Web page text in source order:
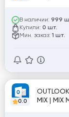
В наличии: 999
Купили: 0 шт.
Мин. заказ: 1 шт.
0.0
MIX | MIX